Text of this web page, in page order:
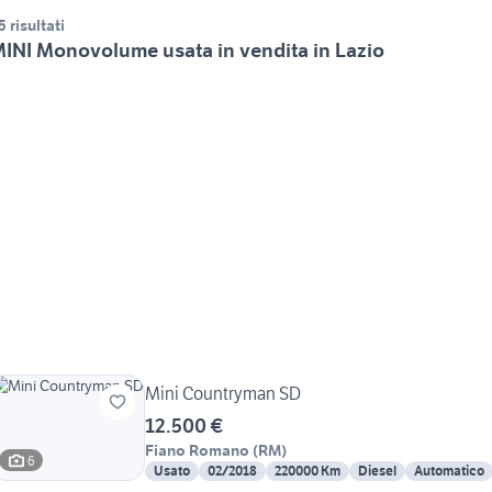
risultati
Monovolume usata in vendita in Lazio
6
Mini Countryman SD
12.500 €
Fiano Romano (RM)
Usato 02/2018 220000 Km Diesel Automatico